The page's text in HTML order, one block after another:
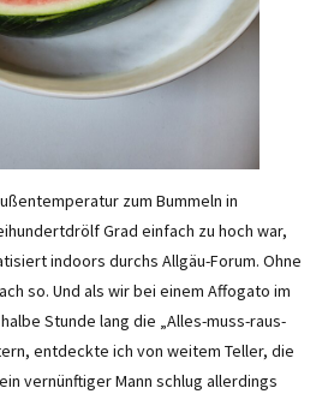
zum Bummeln in
Grad einfach zu hoch war,
indoors durchs Allgäu-Forum. Ohne
so. Und als wir bei einem Affogato im
Stunde lang die „Alles-muss-raus-
entdeckte ich von weitem Teller, die
vernünftiger Mann schlug allerdings